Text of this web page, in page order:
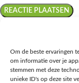
Om de beste ervaringen
om informatie over je
stemmen met deze
unieke ID's op deze site
Ontdek de beste keto-
kennis met onze